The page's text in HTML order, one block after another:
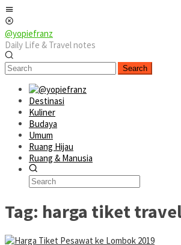
Skip
to
content
@yopiefranz
Daily Life & Travel notes
Search
Destinasi
Kuliner
Budaya
Umum
Ruang Hijau
Ruang & Manusia
Tag: harga tiket